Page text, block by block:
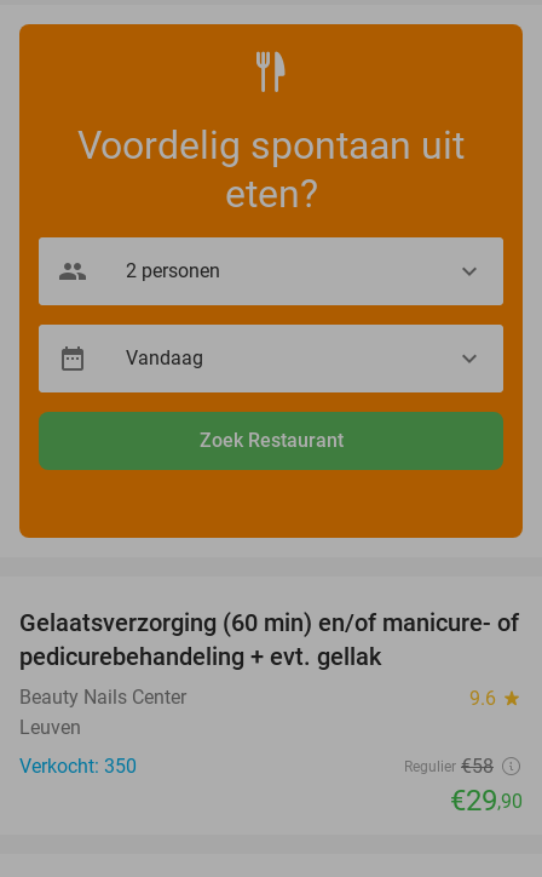
Voordelig spontaan uit
eten?
Zoek Restaurant
48%
OUT
Gelaatsverzorging (60 min) en/of manicure- of
pedicurebehandeling + evt. gellak
Beauty Nails Center 9.6 star
Leuven
Verkocht: 350
Regulier €58
€29,90